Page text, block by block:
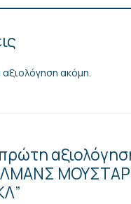
αξιολόγηση ακόμη.